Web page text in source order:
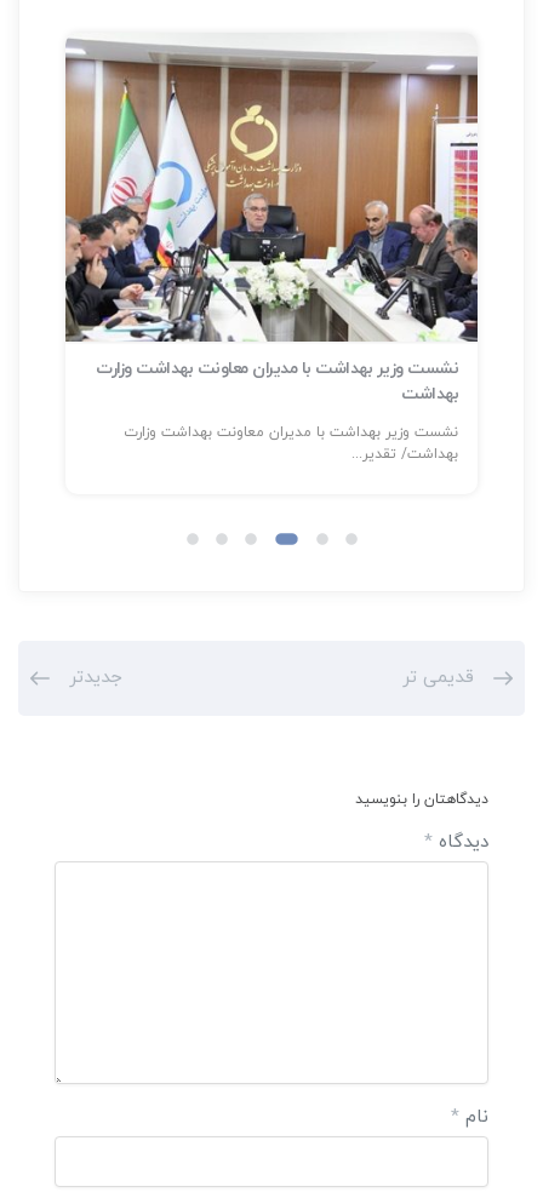
نشست وزیر بهداشت با مدیران معاونت بهداشت وزارت
بهداشت
نشست وزیر بهداشت با مدیران معاونت بهداشت وزارت
بهداشت/ تقدیر...
قدیمی تر جدیدتر
دیدگاهتان را بنویسید
دیدگاه *
نام *